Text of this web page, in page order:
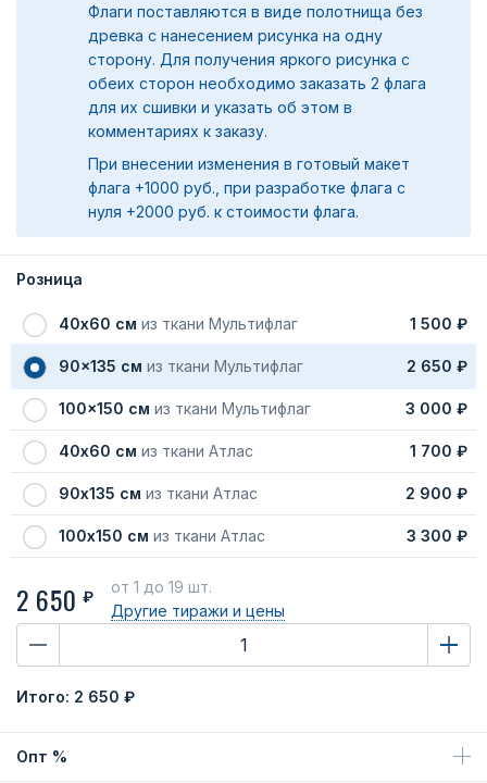
Флаги поставляются в виде полотнища без
древка с нанесением рисунка на одну
сторону. Для получения яркого рисунка с
обеих сторон необходимо заказать 2 флага
для их сшивки и указать об этом в
комментариях к заказу.
При внесении изменения в готовый макет
флага +1000 руб., при разработке флага с
нуля +2000 руб. к стоимости флага.
Розница
40х60 см из ткани Мультифлаг 1 500 ₽
90x135 см из ткани Мультифлаг 2 650 ₽
100x150 см из ткани Мультифлаг 3 000 ₽
40х60 см из ткани Атлас 1 700 ₽
90х135 см из ткани Атлас 2 900 ₽
100х150 см из ткани Атлас 3 300 ₽
2 650 ₽
от 1 до 19 шт.
Другие тиражи и цены
Итого: 2 650 ₽
Опт %